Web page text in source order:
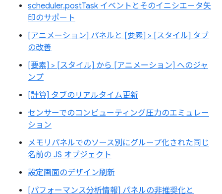
scheduler.postTask イベントとそのイニシエータ矢
印のサポート
[アニメーション] パネルと [要素] > [スタイル] タブ
の改善
[要素] > [スタイル] から [アニメーション] へのジャ
ンプ
[計算] タブのリアルタイム更新
センサーでのコンピューティング圧力のエミュレー
ション
メモリパネルでのソース別にグループ化された同じ
名前の JS オブジェクト
設定画面のデザイン刷新
[パフォーマンス分析情報] パネルの非推奨化と